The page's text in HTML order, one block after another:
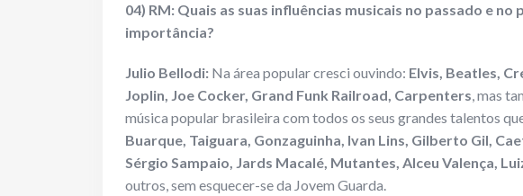
04) RM: Quais as suas influências musicais no passado e
importância?
Julio Bellodi: Na área popular cresci ouvindo: Elvis, Beatles,
Joplin, Joe Cocker, Grand Funk Railroad, Carpenters, mas
música popular brasileira com todos os seus grandes talentos
Buarque, Taiguara, Gonzaguinha, Ivan Lins, Gilberto Gil,
Sérgio Sampaio, Jards Macalé, Mutantes, Alceu Valença,
outros, sem esquecer-se da Jovem Guarda.